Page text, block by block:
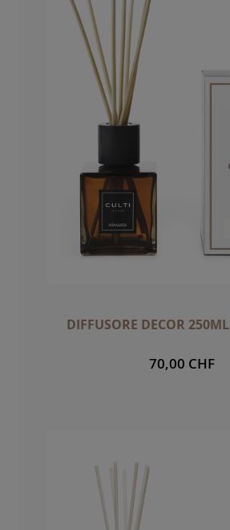
DIFFUSORE DECOR
70,00 CHF